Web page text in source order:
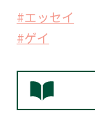
#エッセイ
#ゲイ